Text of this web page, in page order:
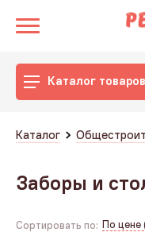
Каталог товаров
Каталог
Заборы и
Сортировать по: По цене